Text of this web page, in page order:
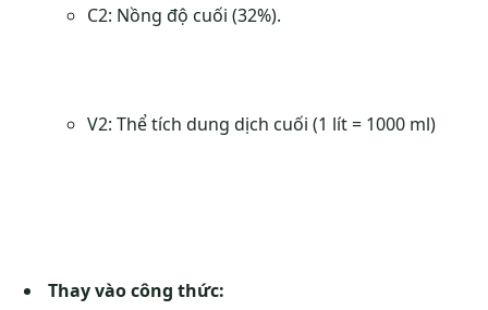
C2: Nồng độ cuối (32%).
V2: Thể tích dung dịch cuối (1 lít = 1000 ml)
Thay vào công thức: